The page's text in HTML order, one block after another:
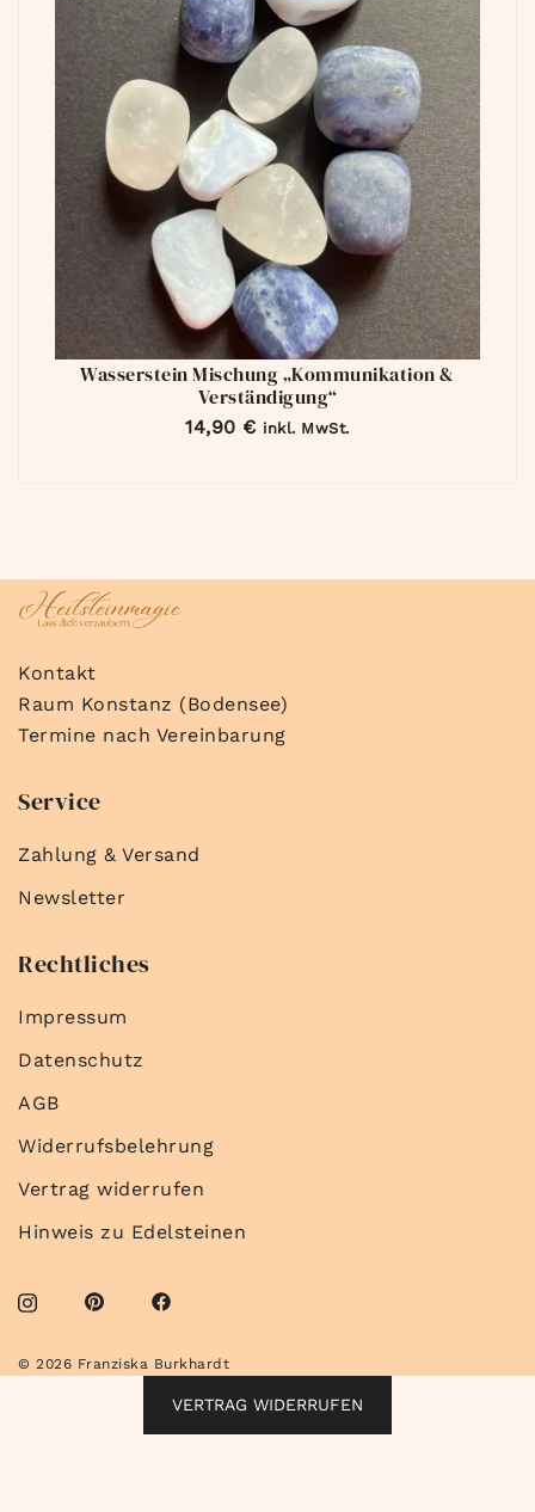
Wasserstein Mischung „Kommunikation &
Verständigung“
14,90 € inkl. MwSt.
Kontakt
Raum Konstanz (Bodensee)
Termine nach Vereinbarung
Service
Zahlung & Versand
Newsletter
Rechtliches
Impressum
Datenschutz
AGB
Widerrufsbelehrung
Vertrag widerrufen
Hinweis zu Edelsteinen
© 2026 Franziska Burkhardt
VERTRAG WIDERRUFEN